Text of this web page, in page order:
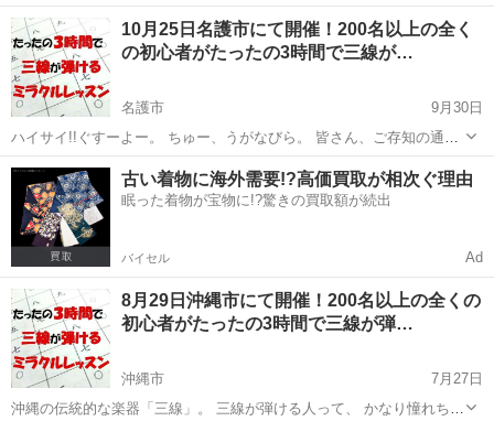
り、 沖縄発祥で認知度が高いにも関わらず、 その普及率はまだまだ低
い楽器のひとつに 「三線」があります。 どうしても三線って難しい楽
器、 ...
沖縄 沖縄市 その他 三線
10月25日名護市にて開催！200名以上の全く
の初心者がたったの3時間で三線が…
名護市
9月30日
ハイサイ!!ぐすーよー。 ちゅー、うがなびら。 皆さん、ご存知の通
り、 沖縄発祥で認知度が高いにも関わらず、 その普及率はまだまだ低
い楽器のひとつに 「三線」があります。 どうしても三線って難しい楽
器、 ...
沖縄 名護市 その他 三線
古い着物に海外需要!?高価買取が相次ぐ理由
眠った着物が宝物に!?驚きの買取額が続出
バイセル Ad
8月29日沖縄市にて開催！200名以上の全くの
初心者がたったの3時間で三線が弾…
沖縄市
7月27日
沖縄の伝統的な楽器「三線」。 三線が弾ける人って、 かなり憧れちゃ